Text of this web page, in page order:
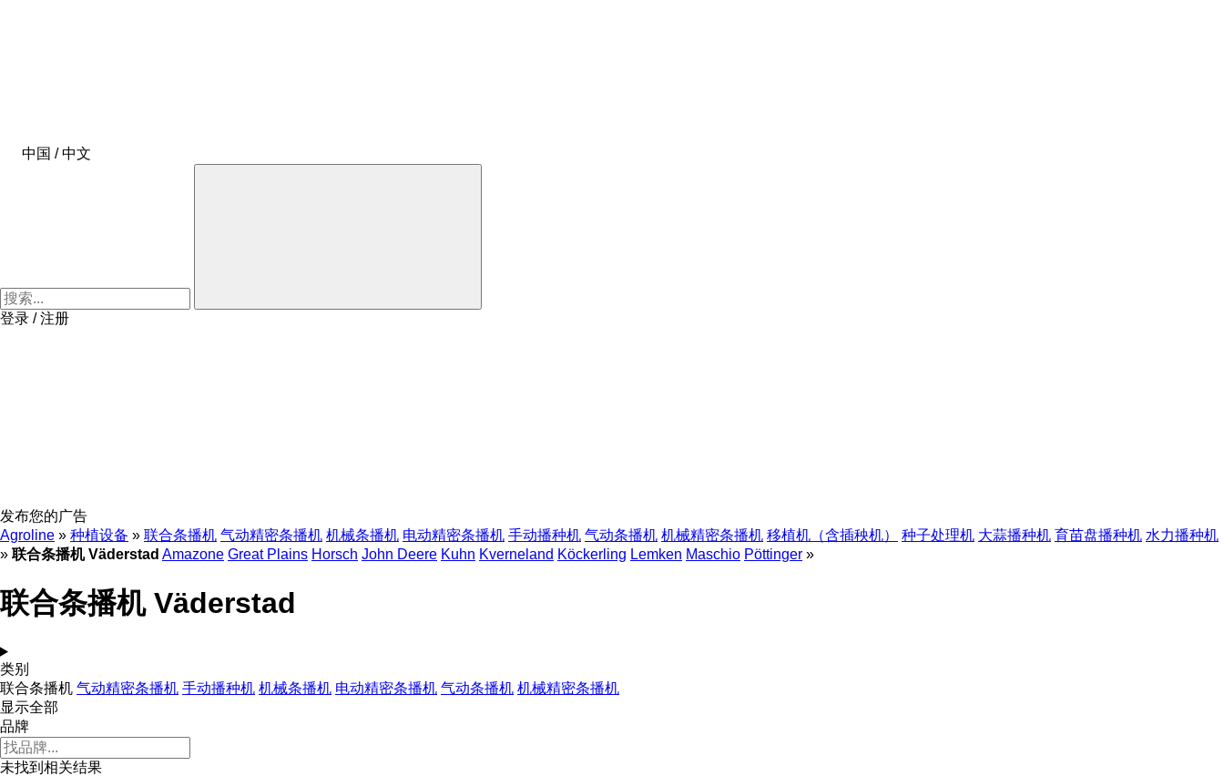
中国 / 中文
登录 / 注册
发布您的广告
Agroline » 种植设备 » 联合条播机 气动精密条播机 机械条播机 电动精密条播机 手动播种机 气动条播机 机械精密条播机 移植机（含插秧机） 种子处理机 大蒜播种机 育苗盘播种机 水力播种机
» 联合条播机 Väderstad Amazone Great Plains Horsch John Deere Kuhn Kverneland Köckerling Lemken Maschio Pöttinger »
联合条播机 Väderstad
类别
联合条播机 气动精密条播机 手动播种机 机械条播机 电动精密条播机 气动条播机 机械精密条播机
显示全部
品牌
未找到相关结果